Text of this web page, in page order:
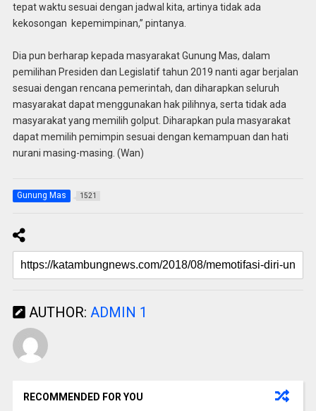
tepat waktu sesuai dengan jadwal kita, artinya tidak ada
kekosongan kepemimpinan,” pintanya.
Dia pun berharap kepada masyarakat Gunung Mas, dalam
pemilihan Presiden dan Legislatif tahun 2019 nanti agar berjalan
sesuai dengan rencana pemerintah, dan diharapkan seluruh
masyarakat dapat menggunakan hak pilihnya, serta tidak ada
masyarakat yang memilih golput. Diharapkan pula masyarakat
dapat memilih pemimpin sesuai dengan kemampuan dan hati
nurani masing-masing. (Wan)
Gunung Mas 1521
AUTHOR: ADMIN 1
RECOMMENDED FOR YOU